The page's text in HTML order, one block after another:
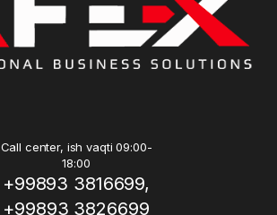
Call center, ish vaqti 09:00-
18:00
+99893 3816699,
+99893 3826699